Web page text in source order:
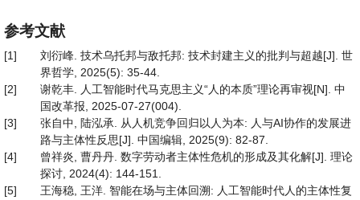
参考文献
[1]
刘衍峰. 技术乌托邦与敌托邦: 技术封建主义的批判与超越[J]. 世
界哲学, 2025(5): 35-44.
[2]
谢乾丰. 人工智能时代马克思主义“人的本质”理论再审视[N]. 中
国改革报, 2025-07-27(004).
[3]
张自中, 陆泓承. 从人机竞争回归以人为本: 人与AI协作的发展进
路与主体性反思[J]. 中国编辑, 2025(9): 82-87.
[4]
曾祥炎, 曹丹丹. 数字劳动者主体性危机的形成及其化解[J]. 理论
探讨, 2024(4): 144-151.
[5]
王海稳, 王洋. 智能在场与主体回溯: 人工智能时代人的主体性复